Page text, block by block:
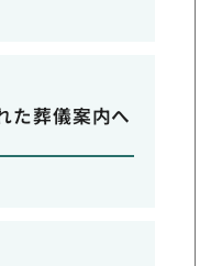
た葬儀案内へ